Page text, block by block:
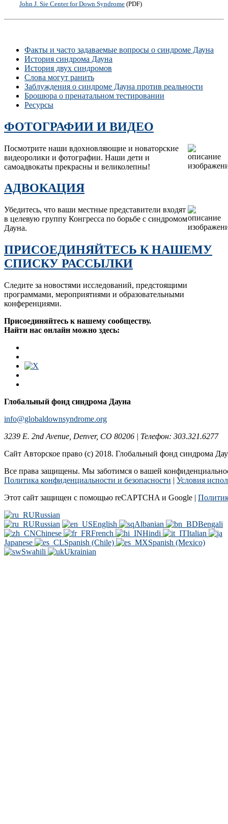
John J. Sie Center for Down Syndrome (PDF)
Факты и часто задаваемые вопросы о синдроме Дауна
История синдрома Дауна
История двух синдромов
Слова могут ранить
Заблуждения о синдроме Дауна против реальности
Брошюра о пренатальном тестировании
Ресурсы
ФОТОГРАФИИ И ВИДЕО
Посмотрите наши вдохновляющие и новаторские
видеоролики и фотографии. Наши дети и
самоадвокаты прекрасны и великолепны!
АДВОКАЦИЯ
Убедитесь, что ваши местные представители входят
в целевую группу Конгресса по борьбе с синдромом
Дауна.
ПРИСОЕДИНЯЙТЕСЬ К НАШЕМУ
СПИСКУ РАССЫЛКИ
Следите за новостями исследований, предстоящими
программами, мероприятиями и образовательными
конференциями.
Присоединяйтесь к нашему сообществу.
Найти нас онлайн можно здесь:
Глобальный фонд синдрома Дауна
info@globaldownsyndrome.org
3239 E. 2nd Avenue, Denver, CO 80206 | Телефон: 303.321.6277
Сайт Авторское право (c) 2018. Глобальный фонд синдрома
Все права защищены. Мы заботимся о вашей
Политика конфиденциальности и безопасности | Условия
Этот сайт защищен с помощью reCAPTCHA и Google |
Russian
Russian
English Albanian
Bengali
Chinese
French Hindi
Italian
Japanese
Spanish (Chile)
Spanish (Mexico)
Swahili
Ukrainian